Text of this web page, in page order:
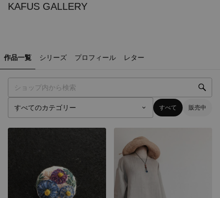
KAFUS GALLERY
作品一覧 シリーズ プロフィール レター
すべて 販売中